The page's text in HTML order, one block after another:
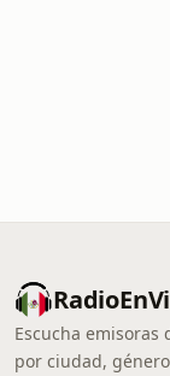
Escucha emisoras
por ciudad,